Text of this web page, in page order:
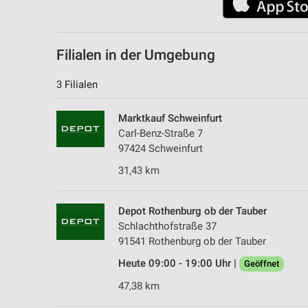
Filialen in der Umgebung
3 Filialen
Marktkauf Schweinfurt
Carl-Benz-Straße 7
97424 Schweinfurt
31,43 km
Depot Rothenburg ob der Tauber
Schlachthofstraße 37
91541 Rothenburg ob der Tauber
Heute 09:00 - 19:00 Uhr |
Geöffnet
47,38 km